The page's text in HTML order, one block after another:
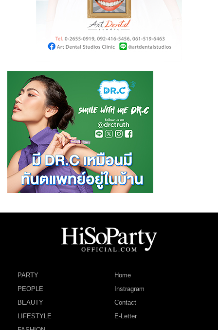
PARTY
PEOPLE
BEAUTY
LIFESTYLE
Home
Instragram
Contact
E-Letter